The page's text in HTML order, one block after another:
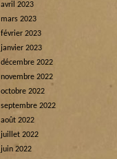
avril 2023
mars 2023
février 2023
janvier 2023
décembre 2022
novembre 2022
octobre 2022
septembre 2022
août 2022
juillet 2022
juin 2022